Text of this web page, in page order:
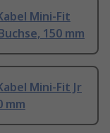
Mini-Fit
150 mm
Mini-Fit Jr
mm